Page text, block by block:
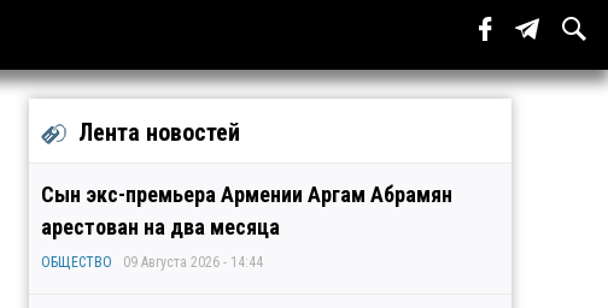
Лента новостей
Сын экс-премьера Армении Аргам Абрамян
арестован на два месяца
ОБЩЕСТВО 09 Августа 2026 - 14:44